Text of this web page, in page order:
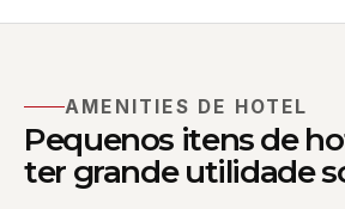
AMENITIES DE HOTEL
Pequenos itens de
ter grande utilidade